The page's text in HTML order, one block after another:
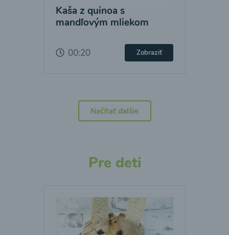
Kaša z quinoa s
mandľovým mliekom
00:20 Zobraziť
Načítať ďalšie
Pre deti